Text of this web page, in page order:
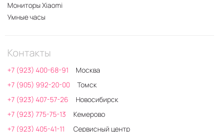
Мониторы Xiaomi
Умные часы
Контакты
+7 (923) 400-68-91
Москва
+7 (905) 992-20-00
Томск
+7 (923) 407-57-26
Новосибирск
+7 (923) 775-75-13
Кемерово
+7 (923) 405-41-11
Сервисный центр